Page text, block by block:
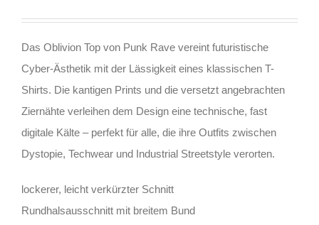
Das Oblivion Top von Punk Rave vereint futuristische
Cyber-Ästhetik mit der Lässigkeit eines klassischen T-
Shirts. Die kantigen Prints und die versetzt angebrachten
Ziernähte verleihen dem Design eine technische, fast
digitale Kälte – perfekt für alle, die ihre Outfits zwischen
Dystopie, Techwear und Industrial Streetstyle verorten.
lockerer, leicht verkürzter Schnitt
Rundhalsausschnitt mit breitem Bund